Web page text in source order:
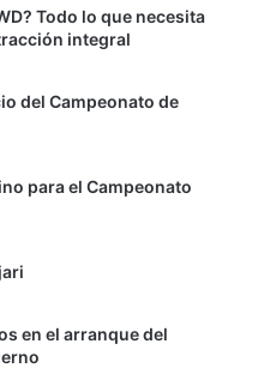
Todo lo que necesita
integral
del Campeonato de
para el Campeonato
en el arranque del